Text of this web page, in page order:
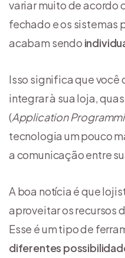
variar muito de acordo
fechado e os sistemas
acabam sendo
Isso significa que você
integrar à sua loja,
(Application
tecnologia um pouco
a comunicação entre
A boa notícia é que
aproveitar os recursos
Esse é um tipo de
diferentes